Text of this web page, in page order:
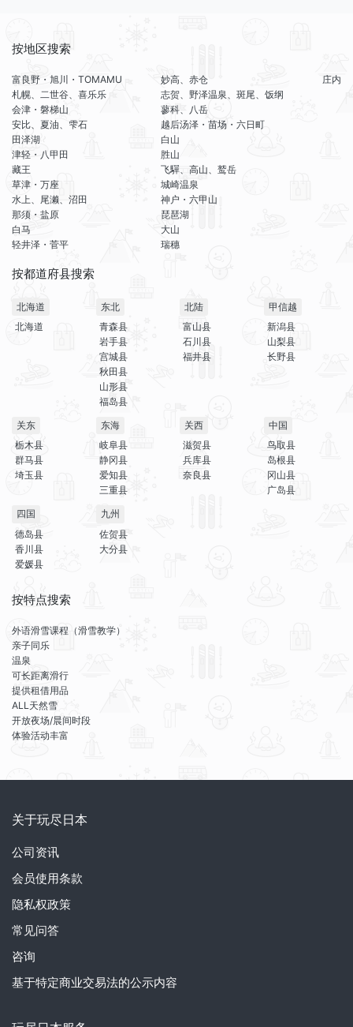
按地区搜索
富良野・旭川・TOMAMU
札幌、二世谷、喜乐乐
会津・磐梯山
安比、夏油、雫石
田泽湖
津轻・八甲田
藏王
草津・万座
水上、尾濑、沼田
那须・盐原
白马
轻井泽・菅平
妙高、赤仓
志贺、野泽温泉、斑尾、饭纲
蓼科、八岳
越后汤泽・苗场・六日町
白山
胜山
飞驒、高山、鹫岳
城崎温泉
神户・六甲山
琵琶湖
大山
瑞穗
庄内
按都道府县搜索
北海道
北海道
东北
青森县
岩手县
宫城县
秋田县
山形县
福岛县
北陆
富山县
石川县
福井县
甲信越
新潟县
山梨县
长野县
关东
栃木县
群马县
埼玉县
东海
岐阜县
静冈县
爱知县
三重县
关西
滋贺县
兵库县
奈良县
中国
鸟取县
岛根县
冈山县
广岛县
四国
德岛县
香川县
爱媛县
九州
佐贺县
大分县
按特点搜索
外语滑雪课程（滑雪教学）
亲子同乐
温泉
可长距离滑行
提供租借用品
ALL天然雪
开放夜场/晨间时段
体验活动丰富
关于玩尽日本
公司资讯
会员使用条款
隐私权政策
常见问答
咨询
基于特定商业交易法的公示内容